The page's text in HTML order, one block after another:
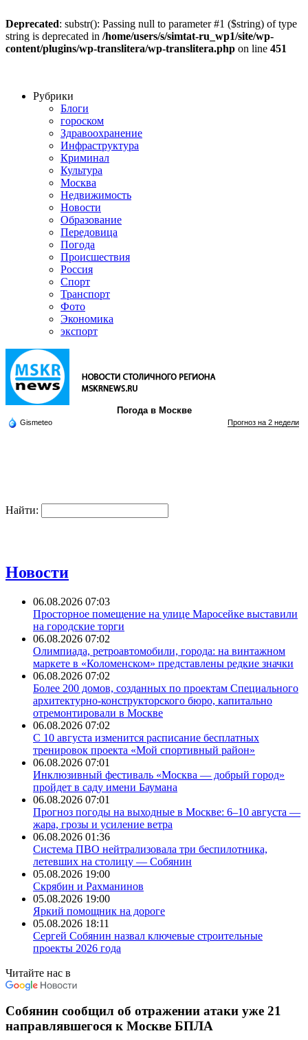
Deprecated: substr(): Passing null to parameter #1 ($string) of type
string is deprecated in /home/users/s/simtat-ru_wp1/site/wp-
content/plugins/wp-translitera/wp-translitera.php on line 451
Рубрики
Блоги
гороском
Здравоохранение
Инфраструктура
Криминал
Культура
Москва
Недвижимость
Новости
Образование
Передовица
Погода
Происшествия
Россия
Спорт
Транспорт
Фото
Экономика
экспорт
Погода в Москве
Gismeteo Прогноз на 2 недели
Найти:
Новости
06.08.2026 07:03
Просторное помещение на улице Маросейке выставили
на городские торги
06.08.2026 07:02
Олимпиада, ретроавтомобили, города: на винтажном
маркете в «Коломенском» представлены редкие значки
06.08.2026 07:02
Более 200 домов, созданных по проектам Специального
архитектурно-конструкторского бюро, капитально
отремонтировали в Москве
06.08.2026 07:02
С 10 августа изменится расписание бесплатных
тренировок проекта «Мой спортивный район»
06.08.2026 07:01
Инклюзивный фестиваль «Москва — добрый город»
пройдет в саду имени Баумана
06.08.2026 07:01
Прогноз погоды на выходные в Москве: 6–10 августа —
жара, грозы и усиление ветра
06.08.2026 01:36
Система ПВО нейтрализовала три беспилотника,
летевших на столицу — Собянин
05.08.2026 19:00
Скрябин и Рахманинов
05.08.2026 19:00
Яркий помощник на дороге
05.08.2026 18:11
Сергей Собянин назвал ключевые строительные
проекты 2026 года
Читайте нас в
Собянин сообщил об отражении атаки уже 21
направлявшегося к Москве БПЛА